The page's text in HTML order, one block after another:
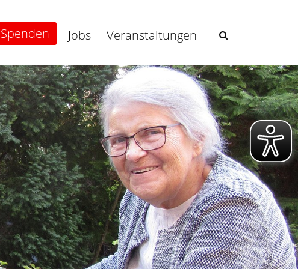
Spenden Jobs Veranstaltungen